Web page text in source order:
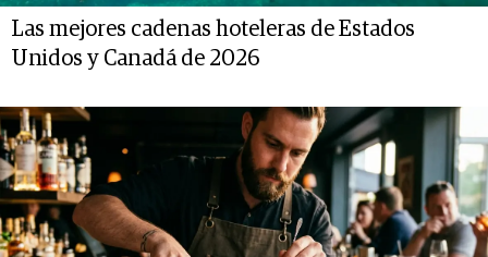
Las mejores cadenas hoteleras de Estados
Unidos y Canadá de 2026